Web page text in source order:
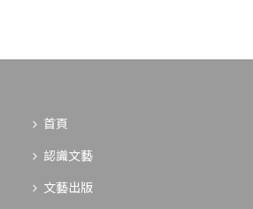
首頁
認識文藝
文藝出版